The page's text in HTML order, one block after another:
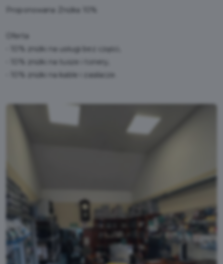
Proponowana Zniżka 10%
- 10% zniżki na usługi bez części,
- 10% zniżki na tusze i tonery,
- 10% zniżki na kable i zasilacze.